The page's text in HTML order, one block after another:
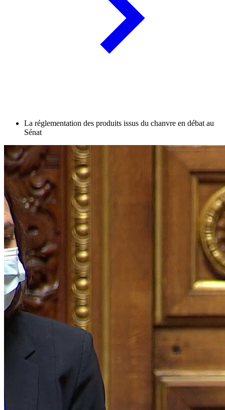
La réglementation des produits issus du chanvre en débat au
Sénat